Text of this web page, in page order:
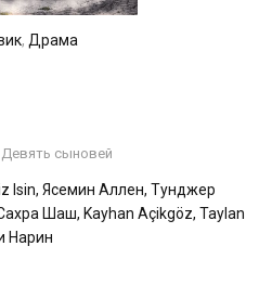
, Драма
Девять сыновей
Isin, Ясемин Аллен, Тунджер
Шаш, Kayhan Açikgöz, Taylan
Нарин